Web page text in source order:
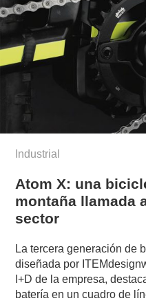
Industrial
Atom X: una
montaña llamada
sector
La tercera generación de
diseñada por
I+D de la empresa,
batería en un cuadro de